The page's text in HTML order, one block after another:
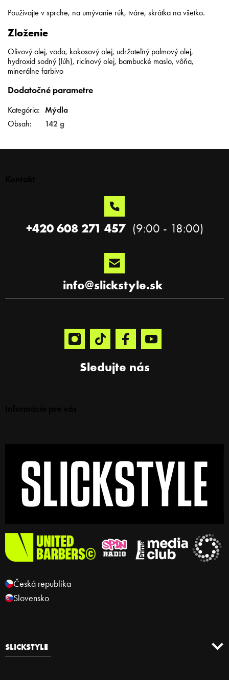
Používajte v sprche, na umývanie rúk, tváre, skrátka na všetko.
Zloženie
Olivový olej, voda, kokosový olej, udržateľný palmový olej,
hydroxid sodný (lúh), ricínový olej, bambucké maslo, vôňa,
minerálne farbivo
Dodatočné parametre
Kategória: Mýdla
Obsah: 142 g
Sledujte nás
info@slickstyle.sk
+420 608 271 457
Česká republika
Slovensko
SLICKSTYLE